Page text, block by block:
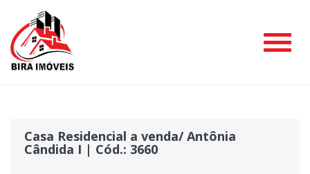
#
Casa Residencial a venda/ Antônia
Cândida I | Cód.: 3660